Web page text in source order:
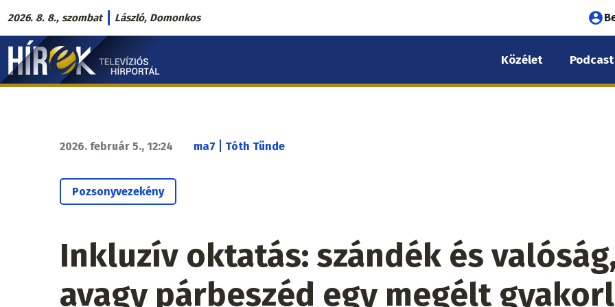
Ugrás
a
tartalomra
2026. 8. 8., szombat László, Domonkos
Hírek.sk
fő
Közélet Podcast
2026. február 5., 12:24 ma7 Tóth Tünde
Pozsonyvezekény
Inkluzív oktatás: szándék és
avagy párbeszéd egy megélt